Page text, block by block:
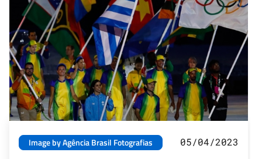
Image by Agência Brasil Fotografias 05/04/2023